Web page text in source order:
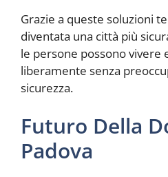
Grazie a queste soluzioni
diventata una città più
le persone possono vivere
liberamente senza
sicurezza.
Futuro Della
Padova